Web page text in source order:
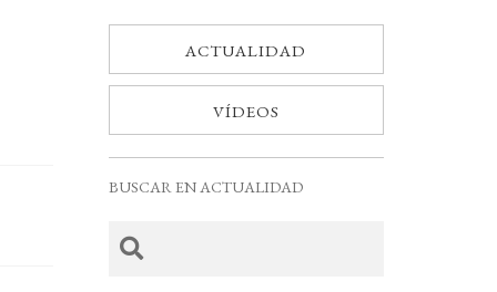
ACTUALIDAD
VÍDEOS
BUSCAR EN ACTUALIDAD